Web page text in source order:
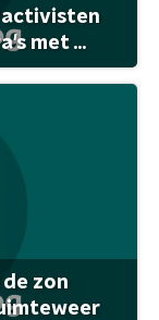
met ...
zon